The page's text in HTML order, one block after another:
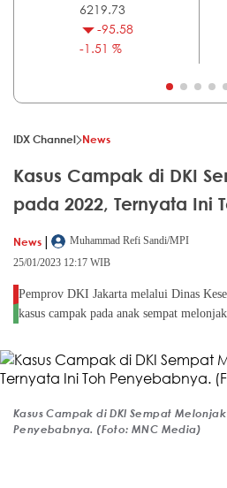
6219.73
-95.58
-1.51 %
IDX Channel News
Kasus Campak di DKI
pada 2022, Ternyata Ini
News |
Muhammad Refi Sandi/MPI
25/01/2023 12:17 WIB
Pemprov DKI Jakarta melalui Dinas
kasus campak pada anak sempat
Kasus Campak di DKI Sempat
Penyebabnya. (Foto: MNC Media)